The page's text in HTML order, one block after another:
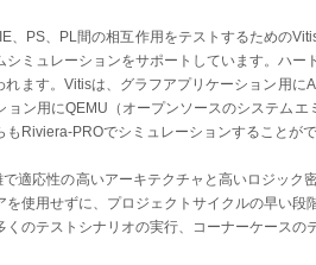
、PS、PL間の相互作用をテストするための
シミュレーションをサポートしています。ハ
れます。Vitisは、グラフアプリケーション用
ョン用にQEMU（オープンソースのシステム
もRiviera-PROでシミュレーションすることがで
適応性の高いアーキテクチャと高いロジッ
を使用せずに、プロジェクトサイクルの早い
くのテストシナリオの実行、コーナーケースの